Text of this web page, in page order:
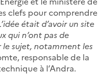
clefs pour comprendre
était d’avoir un site
qui n’ont pas de
le sujet, notamment les
responsable de la
à l’Andra.